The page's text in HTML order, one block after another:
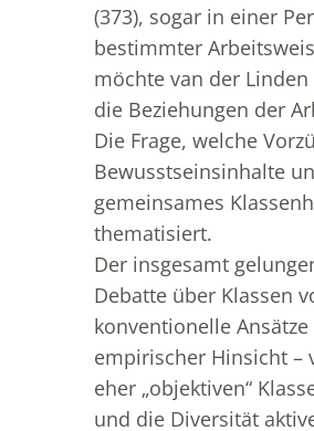
(373), sogar in einer
bestimmter
möchte van der
die Beziehungen der
Die Frage, welche
Bewusstseinsinhalte
gemeinsames
thematisiert.
Der insgesamt
Debatte über Klassen
konventionelle
empirischer Hinsicht –
eher „objektiven“
und die Diversität